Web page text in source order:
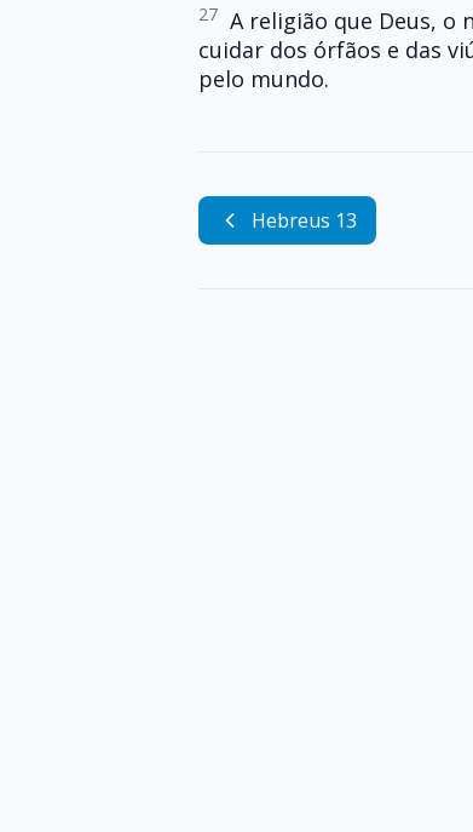
27 A religião que Deus, o
cuidar dos órfãos e das
pelo mundo.
Hebreus 13